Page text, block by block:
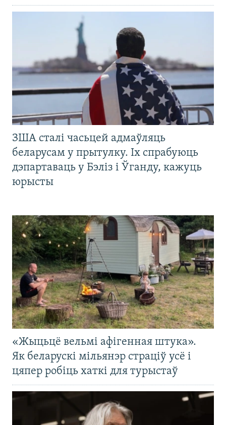
ЗША сталі часьцей адмаўляць
беларусам у прытулку. Іх спрабуюць
дэпартаваць у Бэліз і Ўганду, кажуць
юрысты
«Жыцьцё вельмі афігенная штука».
Як беларускі мільянэр страціў усё і
цяпер робіць хаткі для турыстаў